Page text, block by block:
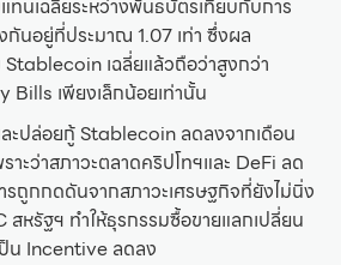
ทนเฉลี่ยระหว่างพันธบัตรเทียบกับการ
นอยู่ที่ประมาณ 1.07 เท่า ซึ่งผล
เฉลี่ยแล้วถือว่าสูงกว่า
เพียงเล็กน้อยเท่านั้น
ะปล่อยกู้ Stablecoin ลดลงจากเดือน
ะว่าสภาวะตลาดคริปโทฯและ DeFi ลด
ถูกกดดันจากสภาวะเศรษฐกิจที่ยังไม่นิ่ง
สหรัฐฯ ทำให้ธุรกรรมซื้อขายแลกเปลี่ยน
น Incentive ลดลง